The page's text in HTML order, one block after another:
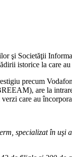
şi Societăţii
istorice la care
precum
are la
care au
specializat în uşi